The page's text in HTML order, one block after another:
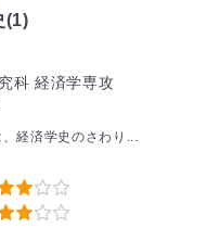
(1)
科 経済学専攻
経済学史のさわり...